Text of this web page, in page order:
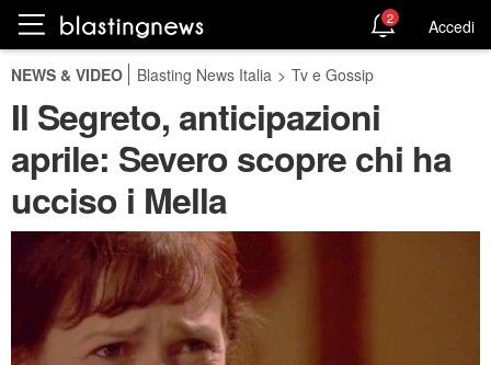
2 Accedi
NEWS & VIDEO Blasting News Italia > Tv e Gossip
Il Segreto, anticipazioni
aprile: Severo scopre chi ha
ucciso i Mella